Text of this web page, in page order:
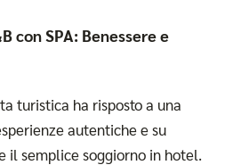
con SPA: Benessere e
turistica ha risposto a una
autentiche e su
il semplice soggiorno in hotel.